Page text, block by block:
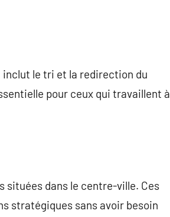
inclut le tri et la redirection du
pour ceux qui travaillent à
situées dans le centre-ville. Ces
stratégiques sans avoir besoin